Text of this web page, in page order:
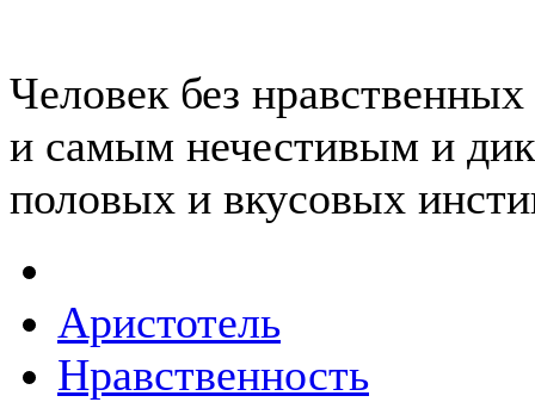
Человек без
и самым нечестивым и
половых и вкусовых
Аристотель
Нравственность